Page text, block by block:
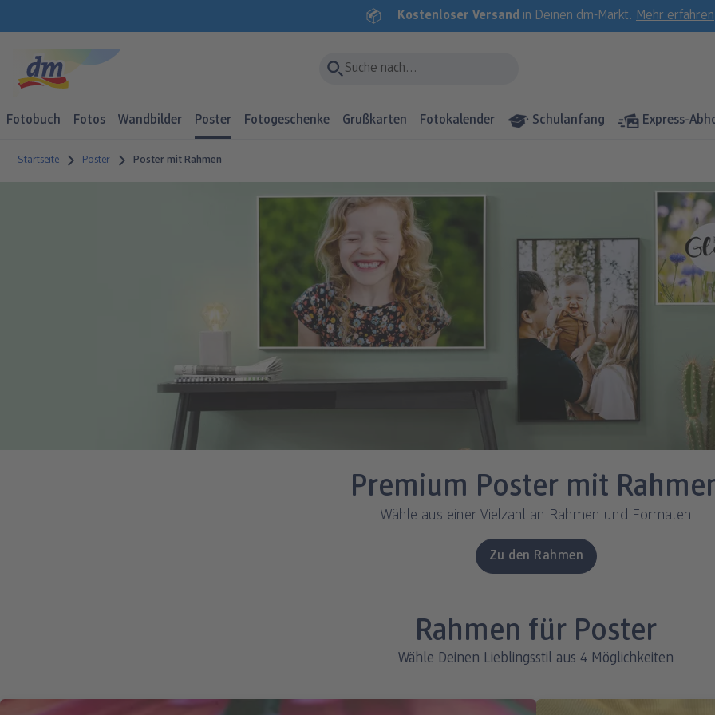
Kostenloser Versand in Deinen dm-Markt. Mehr erfahren
Fotobuch Fotos Wandbilder Poster Fotogeschenke Grußkarten Fotokalender Schulanfang Express-
Startseite Poster Poster mit Rahmen
Premium Poster mit
Wähle aus einer Vielzahl an Rahmen und Formaten
Zu den Rahmen
Rahmen für Poster
Wähle Deinen Lieblingsstil aus 4 Möglichkeiten